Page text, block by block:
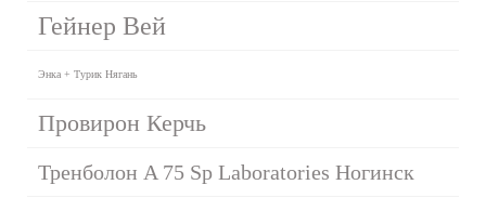
Гейнер Вей
Энка + Турик Нягань
Провирон Керчь
Тренболон A 75 Sp Laboratories Ногинск